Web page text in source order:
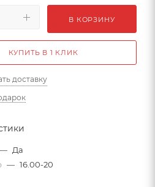
В КОРЗИНУ
КУПИТЬ В 1 КЛИК
доставку
— Да
— 16.00-20